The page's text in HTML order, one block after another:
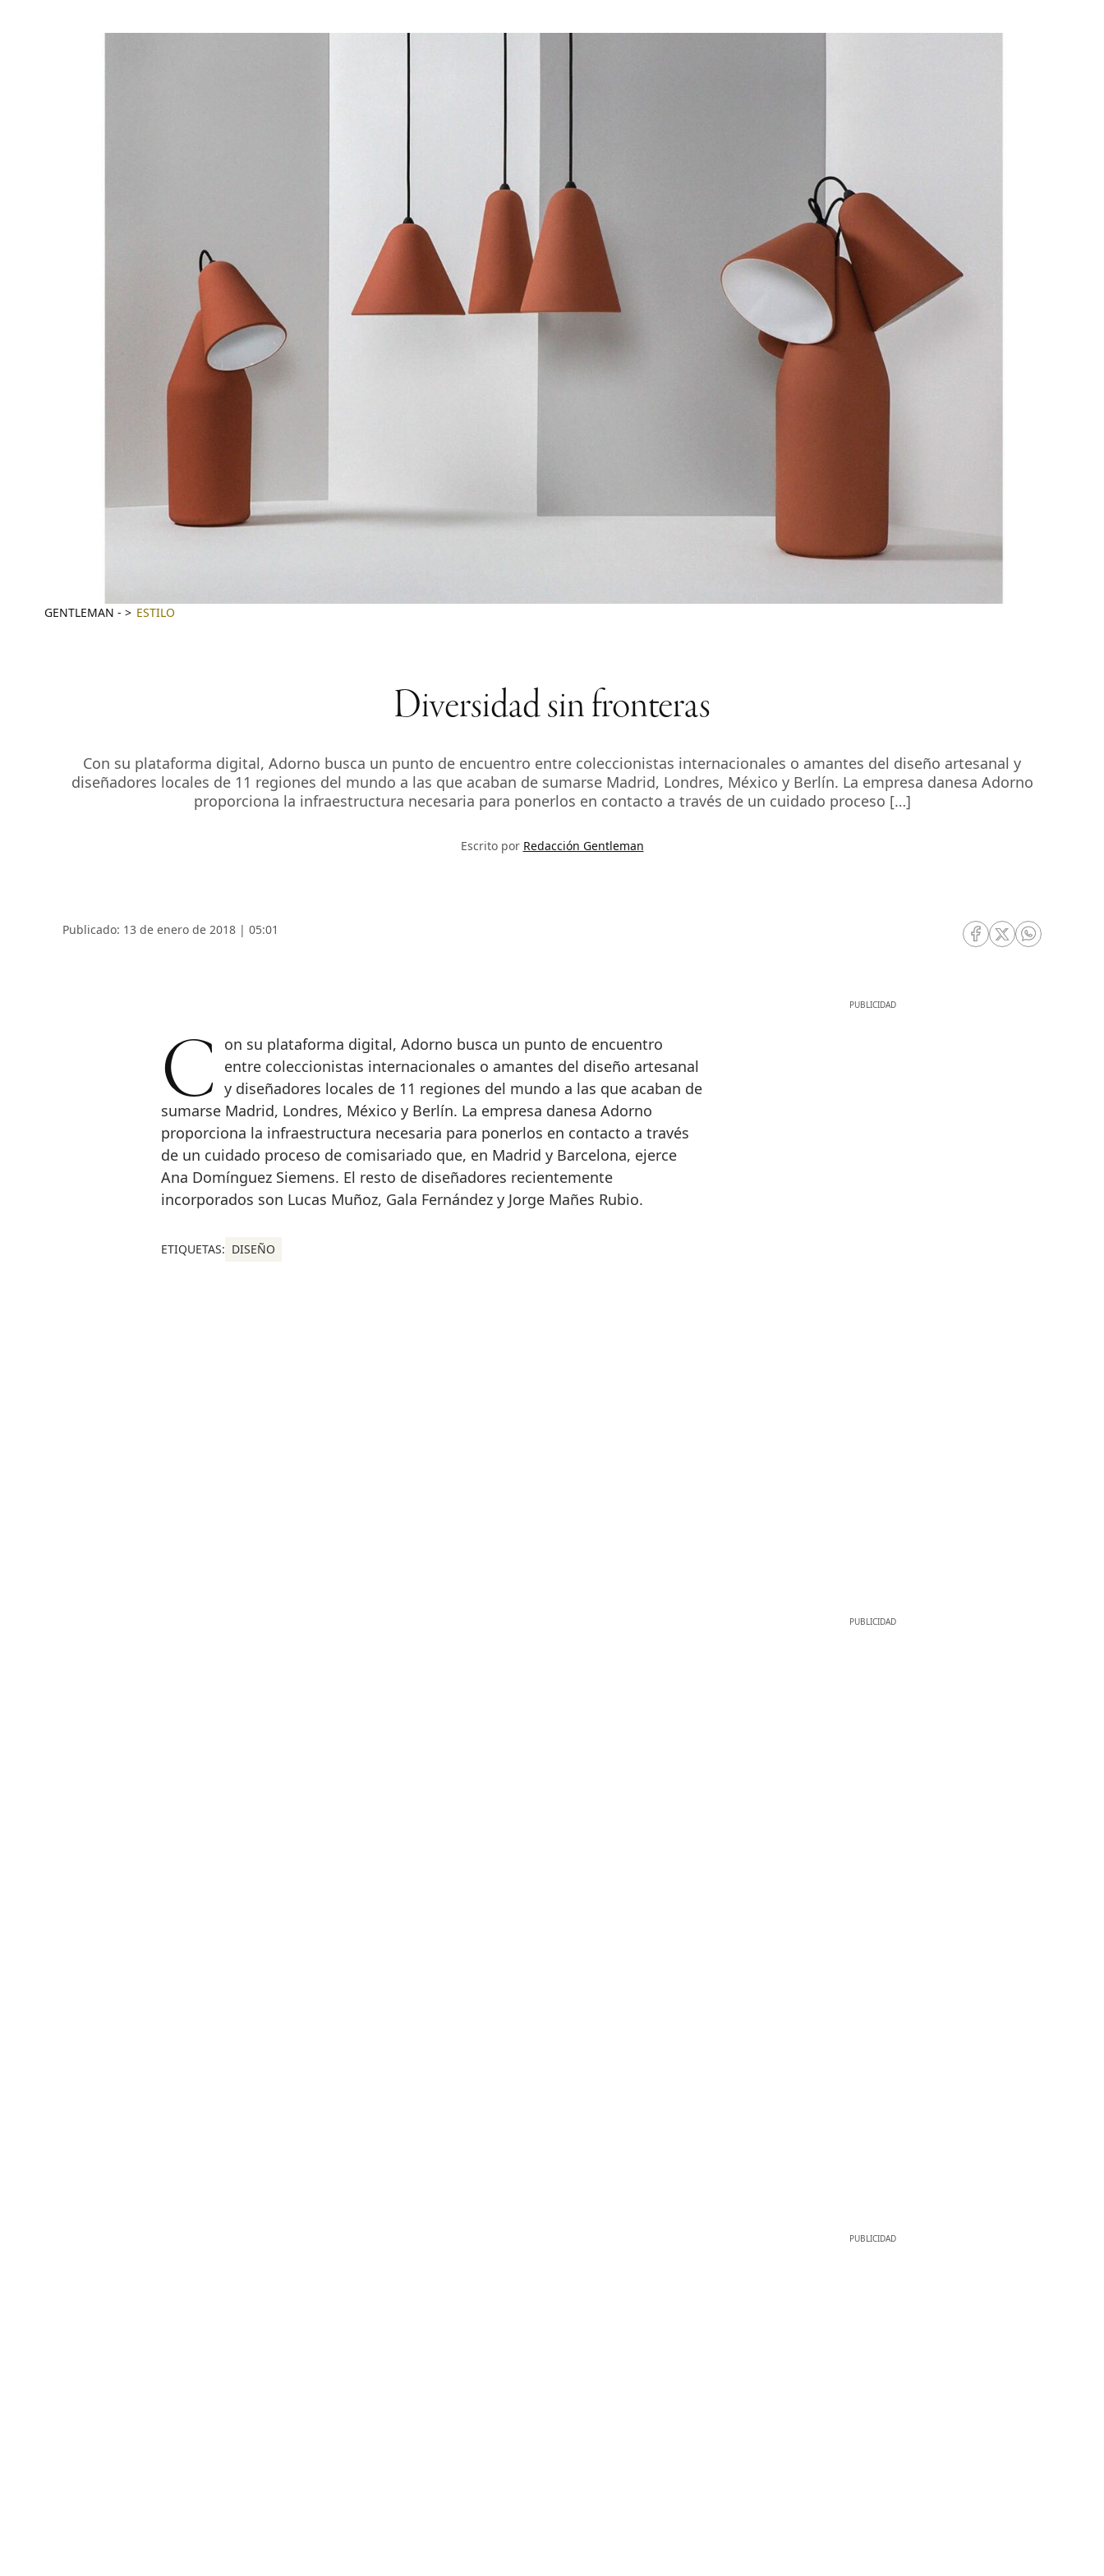
GENTLEMAN - ESTILO
Diversidad sin fronteras
Con su plataforma digital, Adorno busca un punto de encuentro entre coleccionistas internacionales o amantes del diseño artesanal y
diseñadores locales de 11 regiones del mundo a las que acaban de sumarse Madrid, Londres, México y Berlín. La empresa danesa Adorno
proporciona la infraestructura necesaria para ponerlos en contacto a través de un cuidado proceso […]
Escrito por Redacción Gentleman
Publicado: 13 de enero de 2018 | 05:01
RRSS Facebook
RRSS Twitter
RRSS
Con su plataforma digital, Adorno busca un punto de encuentro
entre coleccionistas internacionales o amantes del diseño artesanal
y diseñadores locales de 11 regiones del mundo a las que acaban de
sumarse Madrid, Londres, México y Berlín. La empresa danesa Adorno
proporciona la infraestructura necesaria para ponerlos en contacto a través
de un cuidado proceso de comisariado que, en Madrid y Barcelona, ejerce
Ana Domínguez Siemens. El resto de diseñadores recientemente
incorporados son Lucas Muñoz, Gala Fernández y Jorge Mañes Rubio.
ETIQUETAS: DISEÑO